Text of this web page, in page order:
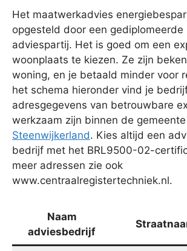
Het maatwerkadvies
opgesteld door een gediplomeerde
adviespartij. Het is goed om een
woonplaats te kiezen. Ze zijn
woning, en je betaald minder voor
het schema hieronder vind je
adresgegevens van betrouwbare
werkzaam zijn binnen de gemeente
Steenwijkerland. Kies altijd een
bedrijf met het BRL9500-02-
meer adressen zie ook
www.centraalregistertechniek.nl.
Naam
adviesbedrijf